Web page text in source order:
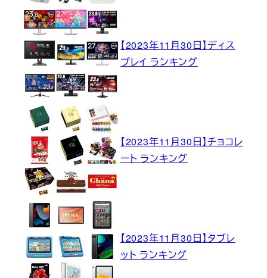
【2023年11月30日】ディス
プレイ ランキング
【2023年11月30日】チョコレ
ート ランキング
【2023年11月30日】タブレ
ット ランキング